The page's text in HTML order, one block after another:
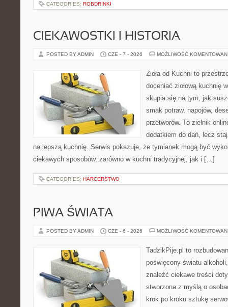
CATEGORIES: ROBDRINKI
CIEKAWOSTKI I HISTORIA
POSTED BY ADMIN CZE - 7 - 2026 MOŻLIWOŚĆ
Zioła od Kuchni to
doceniać ziołową kuchnię
skupia się na tym, jak
smak potraw, napojów,
przetworów. To zielnik
dodatkiem do dań, lecz
na lepszą kuchnię. Serwis pokazuje, że tymianek mogą być
ciekawych sposobów, zarówno w kuchni tradycyjnej, jak i […]
CATEGORIES: HARCERSTWO
PIWA ŚWIATA
POSTED BY ADMIN CZE - 6 - 2026 MOŻLIWOŚĆ
TadzikPije.pl to
poświęcony światu
znaleźć ciekawe treści
stworzona z myślą o
krok po kroku sztukę